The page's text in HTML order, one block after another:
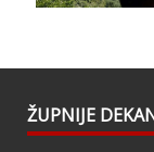
When this
people,
deleted.
ŽUPNIJE